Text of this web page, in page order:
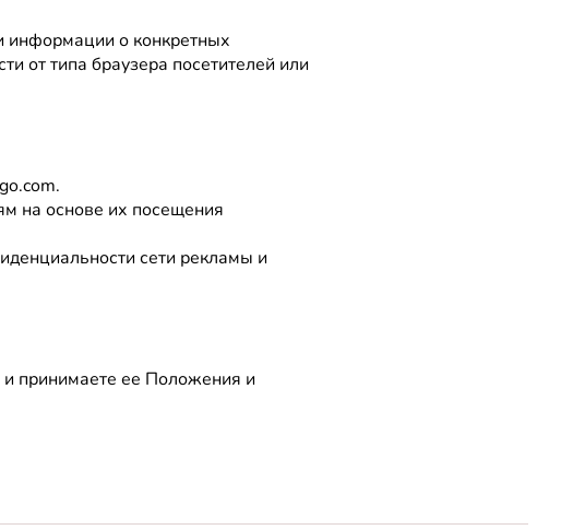
информации о конкретных
от типа браузера посетителей или
на основе их посещения
сети рекламы и
принимаете ее Положения и